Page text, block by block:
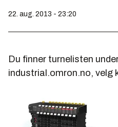
22. aug. 2013 - 23:20
Du finner turnelisten
industrial.omron.no, velg